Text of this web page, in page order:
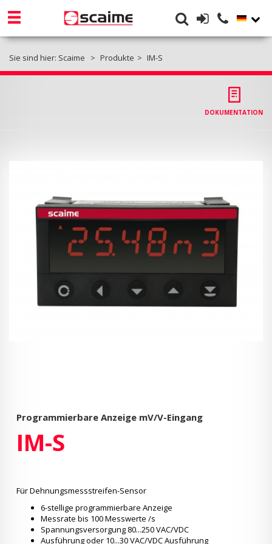
Sie sind hier: Scaime Produkte IM-S
DOKUMENTATION
Programmierbare Anzeige mV/V-Eingang
IM-S
Für Dehnungsmessstreifen-Sensor
6-stellige programmierbare Anzeige
Messrate bis 100 Messwerte /s
Spannungsversorgung 80...250 VAC/VDC
Ausführung oder 10...30 VAC/VDC Ausführung